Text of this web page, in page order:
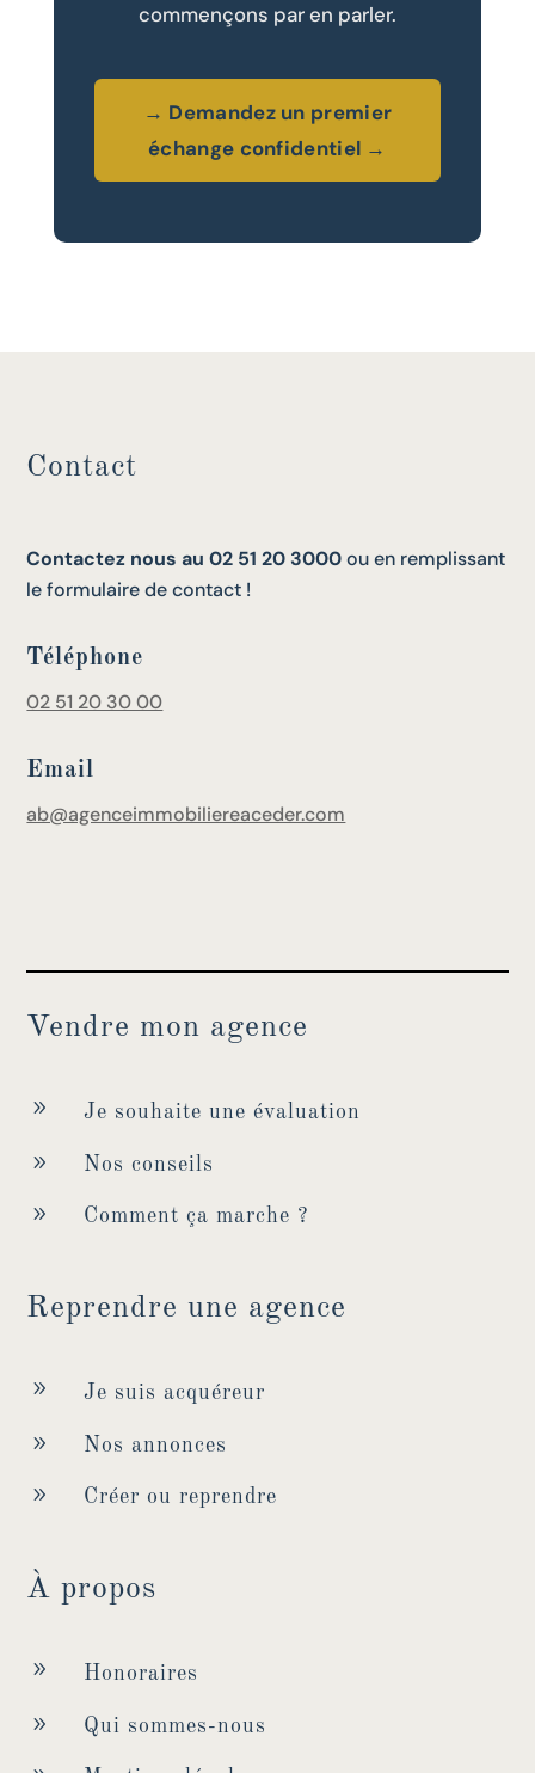
commençons par en parler.
→ Demandez un premier
échange confidentiel →
Contact
Contactez nous au 02 51 20 3000ou en remplissant
le formulaire de contact !
Téléphone
02 51 20 30 00
Email
ab@agenceimmobiliereaceder.com
Vendre mon agence
9 Je souhaite une évaluation
9 Nos conseils
9 Comment ça marche ?
Reprendre une agence
9 Je suis acquéreur
9 Nos annonces
9 Créer ou reprendre
À propos
9 Honoraires
9 Qui sommes-nous